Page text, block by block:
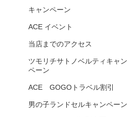
キャンペーン
ACE イベント
当店までのアクセス
ツモリチサトノベルティキャン
ペーン
ACE GOGOトラベル割引
男の子ランドセルキャンペーン